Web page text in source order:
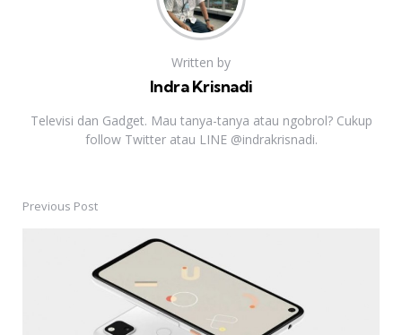
Written by
Indra Krisnadi
Televisi dan Gadget. Mau tanya-tanya atau ngobrol? Cukup
follow Twitter atau LINE @indrakrisnadi.
PostPrevious Post